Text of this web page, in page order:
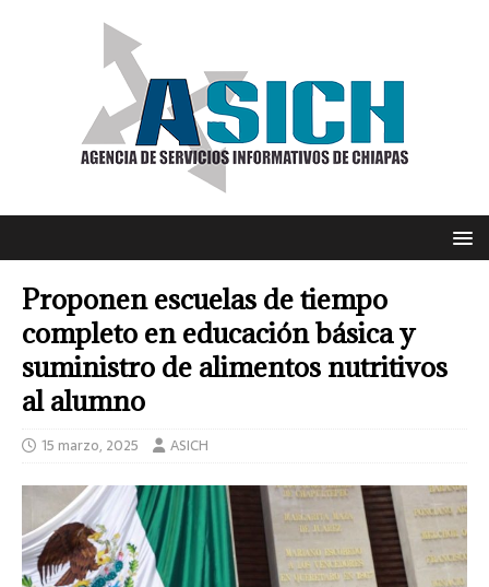
Proponen escuelas de tiempo
completo en educación básica y
suministro de alimentos nutritivos
al alumno
15 marzo, 2025 ASICH